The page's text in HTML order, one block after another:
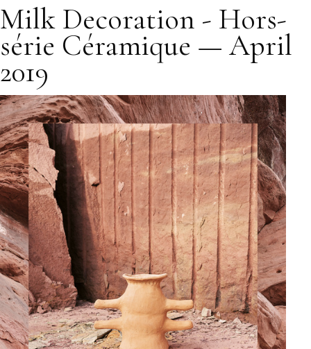
Milk Decoration - Hors-
série Céramique — April
2019